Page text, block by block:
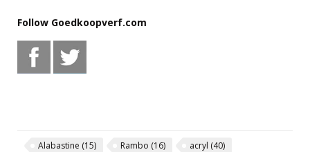
Follow Goedkoopverf.com
Alabastine (15) Rambo (16) acryl (40)